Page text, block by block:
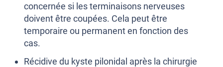
concernée si les terminaisons nerveuses
doivent être coupées. Cela peut être
temporaire ou permanent en fonction des
cas.
Récidive du kyste pilonidal après la chirurgie